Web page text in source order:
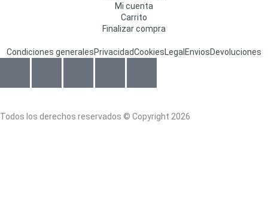
Mi cuenta
Carrito
Finalizar compra
Condiciones generalesPrivacidadCookiesLegal EnviosDevoluciones
Todos los derechos reservados © Copyright 2026